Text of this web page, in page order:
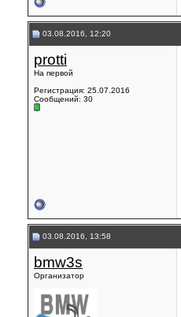
03.08.2016, 12:20
protti
На первой
Регистрация: 25.07.2016
Сообщений: 30
03.08.2016, 13:58
bmw3s
Организатор